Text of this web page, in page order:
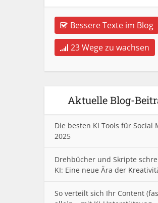
Bessere Texte im Blog
23 Wege zu wachsen
Aktuelle Blog-
Die besten KI Tools für Social
2025
Drehbücher und Skripte
KI: Eine neue Ära der
So verteilt sich Ihr Content